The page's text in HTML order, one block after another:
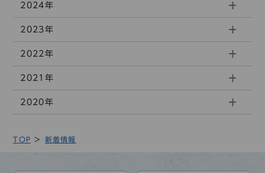
2024年
2023年
2022年
2021年
2020年
TOP 新着情報